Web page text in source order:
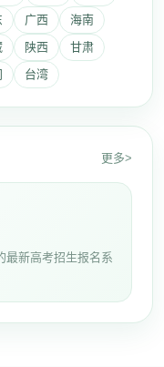
广西
海南
陕西
甘肃
台湾
更多>
最新高考招生报名系